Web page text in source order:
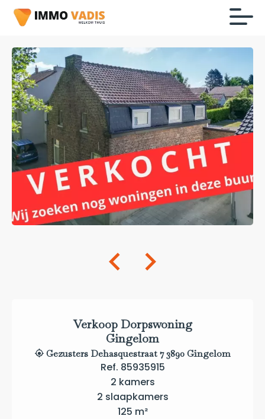
Verkoop Dorpswoning
Gingelom
Gezusters Dehasquestraat 7 3890 Gingelom
Ref. 85935915
2 kamers
2 slaapkamers
125 m²